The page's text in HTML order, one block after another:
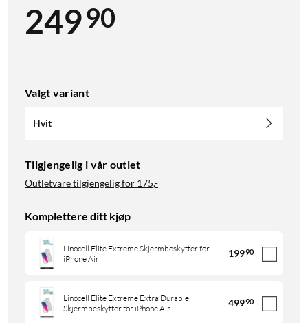
24990
Valgt variant
Hvit
Tilgjengelig i vår outlet
Outletvare tilgjengelig for 175,-
Komplettere ditt kjøp
Linocell Elite Extreme Skjermbeskytter for
iPhone Air
19990
Linocell Elite Extreme Extra Durable
Skjermbeskytter for iPhone Air
49990